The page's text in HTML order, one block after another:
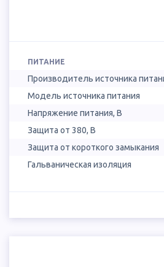
ПИТАНИЕ
Производитель источника
Модель источника питания
Напряжение питания, В
Защита от 380, В
Защита от короткого замыкания
Гальваническая изоляция